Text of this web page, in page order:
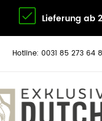
Lieferung ab
Hotline: 0031 85 273 64